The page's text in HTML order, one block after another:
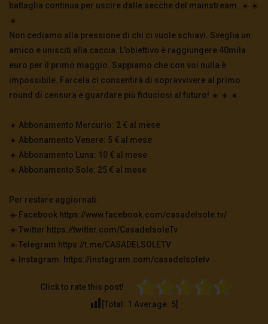
battaglia continua per uscire dalle secche del mainstream. ☀️ ☀️
☀️
Non cediamo alla pressione di chi ci vuole schiavi. Sveglia un
amico e unisciti alla caccia. L’obiettivo è raggiungere 40mila
euro per il primo maggio. Sappiamo che con voi nulla è
impossibile. Farcela ci consentirà di sopravvivere al primo
round di censura e guardare più fiduciosi al futuro! ☀️ ☀️ ☀️
☀️ Abbonamento Mercurio: 2 € al mese
☀️ Abbonamento Venere: 5 € al mese
☀️ Abbonamento Luna: 10 € al mese
☀️ Abbonamento Sole: 25 € al mese
Per restare aggiornati:
☀️ Facebook https://www.facebook.com/casadelsole.tv/
☀️ Twitter https://twitter.com/CasadelsoleTv
☀️ Telegram https://t.me/CASADELSOLETV
☀️ Instagram: https://instagram.com/casadelsoletv
Click to rate this post!
[Total: 1 Average: 5